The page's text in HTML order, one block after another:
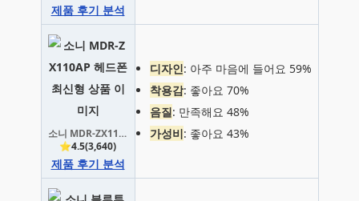
제품 후기 분석
소니 MDR-ZX110AP 헤드폰 최신형
⭐4.5(3,640)
제품 후기 분석
디자인: 아주 마음에 들어요 59%
착용감: 좋아요 70%
음질: 만족해요 48%
가성비: 좋아요 43%